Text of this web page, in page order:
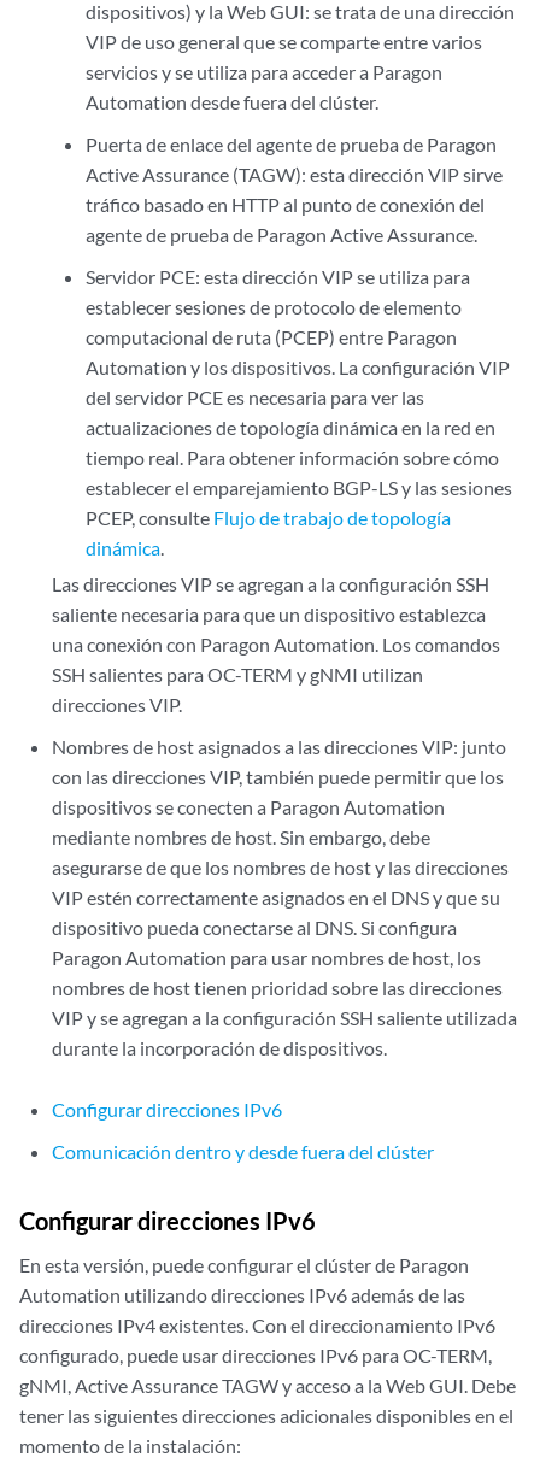
dispositivos) y la Web GUI: se trata de una dirección
VIP de uso general que se comparte entre varios
servicios y se utiliza para acceder a Paragon
Automation desde fuera del clúster.
Puerta de enlace del agente de prueba de Paragon
Active Assurance (TAGW): esta dirección VIP sirve
tráfico basado en HTTP al punto de conexión del
agente de prueba de Paragon Active Assurance.
Servidor PCE: esta dirección VIP se utiliza para
establecer sesiones de protocolo de elemento
computacional de ruta (PCEP) entre Paragon
Automation y los dispositivos. La configuración VIP
del servidor PCE es necesaria para ver las
actualizaciones de topología dinámica en la red en
tiempo real. Para obtener información sobre cómo
establecer el emparejamiento BGP-LS y las sesiones
PCEP, consulte Flujo de trabajo de topología
dinámica.
Las direcciones VIP se agregan a la configuración SSH
saliente necesaria para que un dispositivo establezca
una conexión con Paragon Automation. Los comandos
SSH salientes para OC-TERM y gNMI utilizan
direcciones VIP.
Nombres de host asignados a las direcciones VIP: junto
con las direcciones VIP, también puede permitir que los
dispositivos se conecten a Paragon Automation
mediante nombres de host. Sin embargo, debe
asegurarse de que los nombres de host y las direcciones
VIP estén correctamente asignados en el DNS y que su
dispositivo pueda conectarse al DNS. Si configura
Paragon Automation para usar nombres de host, los
nombres de host tienen prioridad sobre las direcciones
VIP y se agregan a la configuración SSH saliente utilizada
durante la incorporación de dispositivos.
Configurar direcciones IPv6
Comunicación dentro y desde fuera del clúster
Configurar direcciones IPv6
En esta versión, puede configurar el clúster de Paragon
Automation utilizando direcciones IPv6 además de las
direcciones IPv4 existentes. Con el direccionamiento IPv6
configurado, puede usar direcciones IPv6 para OC-TERM,
gNMI, Active Assurance TAGW y acceso a la Web GUI. Debe
tener las siguientes direcciones adicionales disponibles en el
momento de la instalación: